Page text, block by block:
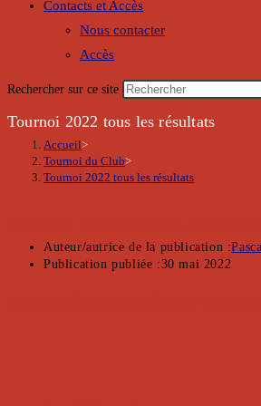
Contacts et Accès
Nous contacter
Accès
Rechercher sur ce site
Tournoi 2022 tous les résultats
Accueil>
Tournoi du Club>
Tournoi 2022 tous les résultats
Auteur/autrice de la publication :
Publication publiée :30 mai 2022